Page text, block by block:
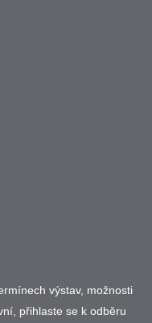
výstav, možnosti
přihlaste se k odběru